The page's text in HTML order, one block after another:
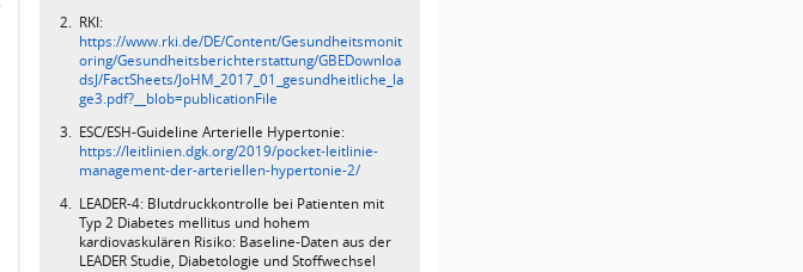
RKI:
https://www.rki.de/DE/Content/Gesundheitsmonit
oring/Gesundheitsberichterstattung/GBEDownloa
dsJ/FactSheets/JoHM_2017_01_gesundheitliche_la
ge3.pdf?__blob=publicationFile
ESC/ESH-Guideline Arterielle Hypertonie:
https://leitlinien.dgk.org/2019/pocket-leitlinie-
management-der-arteriellen-hypertonie-2/
LEADER-4: Blutdruckkontrolle bei Patienten mit
Typ 2 Diabetes mellitus und hohem
kardiovaskulären Risiko: Baseline-Daten aus der
LEADER Studie, Diabetologie und Stoffwechsel